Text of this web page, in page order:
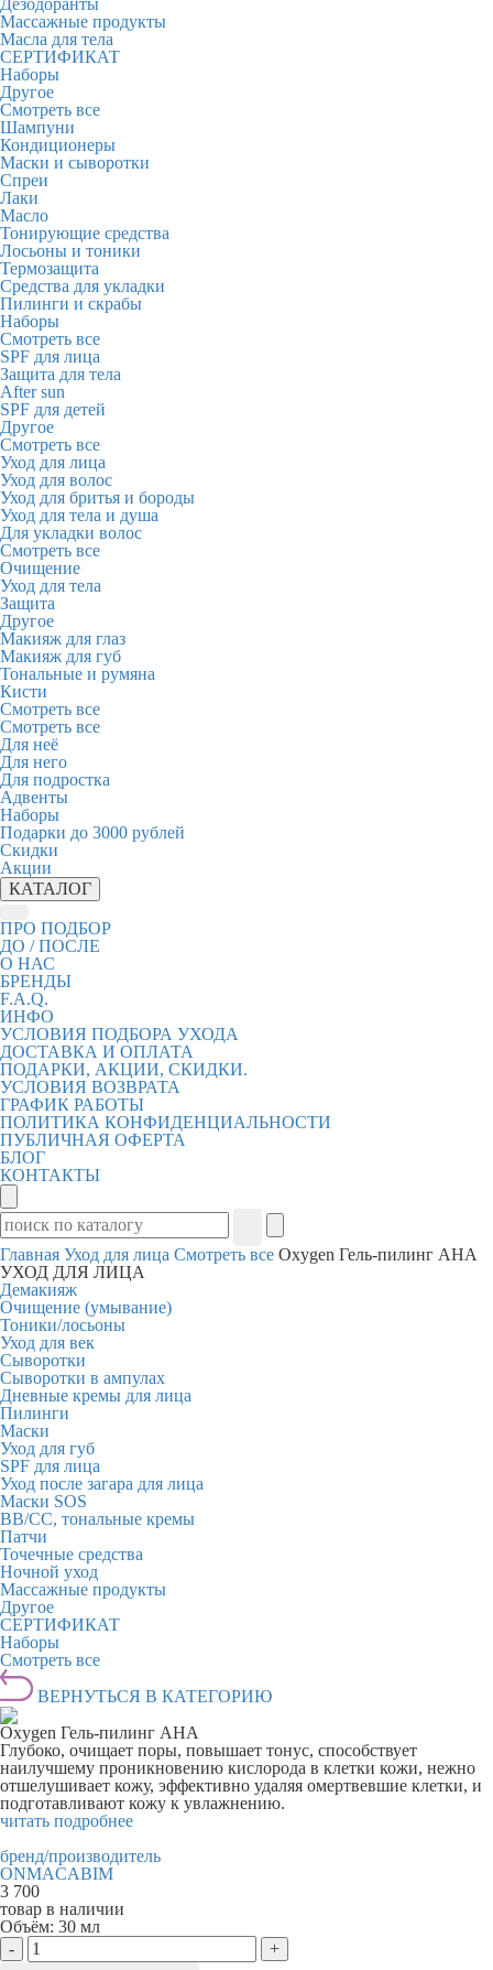
Дезодоранты
Массажные продукты
Масла для тела
СЕРТИФИКАТ
Наборы
Другое
Смотреть все
Шампуни
Кондиционеры
Маски и сыворотки
Спреи
Лаки
Масло
Тонирующие средства
Лосьоны и тоники
Термозащита
Средства для укладки
Пилинги и скрабы
Наборы
Смотреть все
SPF для лица
Защита для тела
After sun
SPF для детей
Другое
Смотреть все
Уход для лица
Уход для волос
Уход для бритья и бороды
Уход для тела и душа
Для укладки волос
Смотреть все
Очищение
Уход для тела
Защита
Другое
Макияж для глаз
Макияж для губ
Тональные и румяна
Кисти
Смотреть все
Смотреть все
Для неё
Для него
Для подростка
Адвенты
Наборы
Подарки до 3000 рублей
Скидки
Акции
КАТАЛОГ
ПРО ПОДБОР
ДО / ПОСЛЕ
О НАС
БРЕНДЫ
F.A.Q.
ИНФО
УСЛОВИЯ ПОДБОРА УХОДА
ДОСТАВКА И ОПЛАТА
ПОДАРКИ, АКЦИИ, СКИДКИ.
УСЛОВИЯ ВОЗВРАТА
ГРАФИК РАБОТЫ
ПОЛИТИКА КОНФИДЕНЦИАЛЬНОСТИ
ПУБЛИЧНАЯ ОФЕРТА
БЛОГ
КОНТАКТЫ
Главная Уход для лица Смотреть все Oxygen Гель-пилинг AHA
УХОД ДЛЯ ЛИЦА
Демакияж
Очищение (умывание)
Тоники/лосьоны
Уход для век
Сыворотки
Сыворотки в ампулах
Дневные кремы для лица
Пилинги
Маски
Уход для губ
SPF для лица
Уход после загара для лица
Маски SOS
BB/CC, тональные кремы
Патчи
Точечные средства
Ночной уход
Массажные продукты
Другое
СЕРТИФИКАТ
Наборы
Смотреть все
ВЕРНУТЬСЯ В КАТЕГОРИЮ
Oxygen Гель-пилинг AHA
Глубоко, очищает поры, повышает тонус, способствует
наилучшему проникновению кислорода в клетки кожи, нежно
отшелушивает кожу, эффективно удаляя омертвевшие клетки, и
подготавливают кожу к увлажнению.
читать подробнее
бренд/производитель
ONMACABIM
3 700
товар в наличии
Объём: 30 мл
-
+